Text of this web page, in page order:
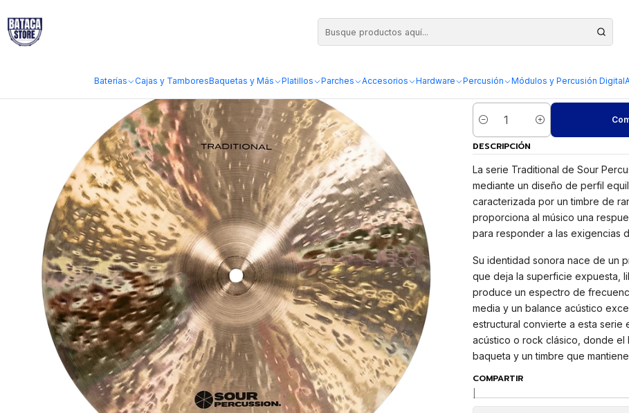
Baterías Cajas y TamboresBaquetas y Más Platillos Parches Accesorios Hardware Percusión Módulos y Percusión Digital
Ride 22"
Cantidad
DESCRIPCIÓN
La serie Traditional de Sour
mediante un diseño de perfil
caracterizada por un timbre de
proporciona al músico una
para responder a las exigencias
Su identidad sonora nace de un
que deja la superficie expuesta,
produce un espectro de
media y un balance acústico
estructural convierte a esta serie
acústico o rock clásico, donde el
baqueta y un timbre que
COMPARTIR